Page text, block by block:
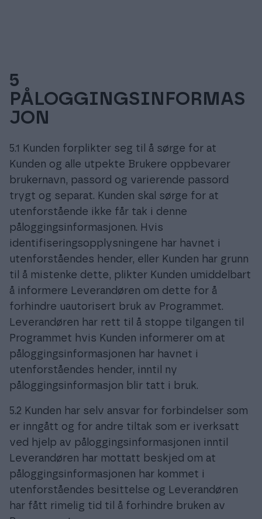
5
PÅLOGGINGSINFORMAS
JON
5.1 Kunden forplikter seg til å sørge for at
Kunden og alle utpekte Brukere oppbevarer
brukernavn, passord og varierende passord
trygt og separat. Kunden skal sørge for at
utenforstående ikke får tak i denne
påloggingsinformasjonen. Hvis
identifiseringsopplysningene har havnet i
utenforståendes hender, eller Kunden har grunn
til å mistenke dette, plikter Kunden umiddelbart
å informere Leverandøren om dette for å
forhindre uautorisert bruk av Programmet.
Leverandøren har rett til å stoppe tilgangen til
Programmet hvis Kunden informerer om at
påloggingsinformasjonen har havnet i
utenforståendes hender, inntil ny
påloggingsinformasjon blir tatt i bruk.
5.2 Kunden har selv ansvar for forbindelser som
er inngått og for andre tiltak som er iverksatt
ved hjelp av påloggingsinformasjonen inntil
Leverandøren har mottatt beskjed om at
påloggingsinformasjonen har kommet i
utenforståendes besittelse og Leverandøren
har fått rimelig tid til å forhindre bruken av